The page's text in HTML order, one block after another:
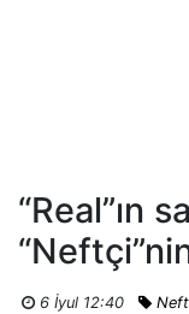
“Real”ın
6 İyul 12:40